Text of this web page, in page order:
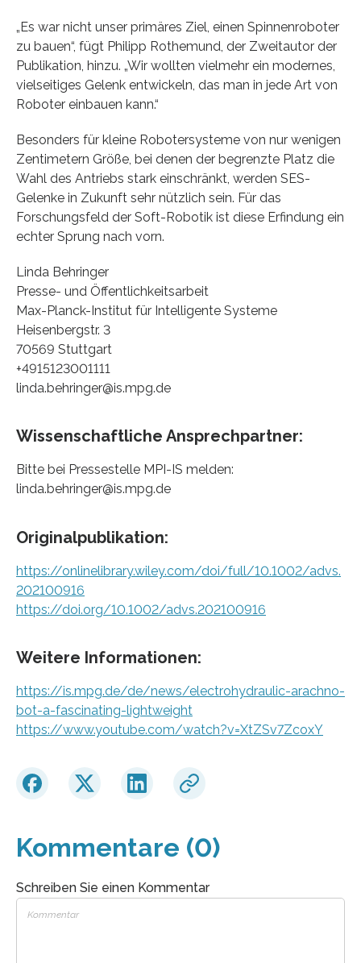
„Es war nicht unser primäres Ziel, einen Spinnenroboter
zu bauen“, fügt Philipp Rothemund, der Zweitautor der
Publikation, hinzu. „Wir wollten vielmehr ein modernes,
vielseitiges Gelenk entwickeln, das man in jede Art von
Roboter einbauen kann.“
Besonders für kleine Robotersysteme von nur wenigen
Zentimetern Größe, bei denen der begrenzte Platz die
Wahl des Antriebs stark einschränkt, werden SES-
Gelenke in Zukunft sehr nützlich sein. Für das
Forschungsfeld der Soft-Robotik ist diese Erfindung ein
echter Sprung nach vorn.
Linda Behringer
Presse- und Öffentlichkeitsarbeit
Max-Planck-Institut für Intelligente Systeme
Heisenbergstr. 3
70569 Stuttgart
+4915123001111
linda.behringer@is.mpg.de
Wissenschaftliche Ansprechpartner:
Bitte bei Pressestelle MPI-IS melden:
linda.behringer@is.mpg.de
Originalpublikation:
https://onlinelibrary.wiley.com/doi/full/10.1002/advs.
202100916
https://doi.org/10.1002/advs.202100916
Weitere Informationen:
https://is.mpg.de/de/news/electrohydraulic-arachno-
bot-a-fascinating-lightweight
https://www.youtube.com/watch?v=XtZSv7ZcoxY
Kommentare (0)
Schreiben Sie einen Kommentar